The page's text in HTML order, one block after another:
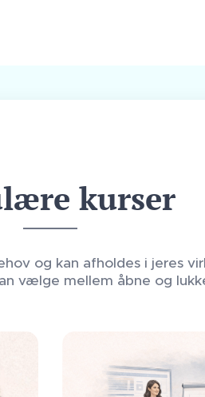
kurser
og kan afholdes i jeres
vælge mellem åbne og